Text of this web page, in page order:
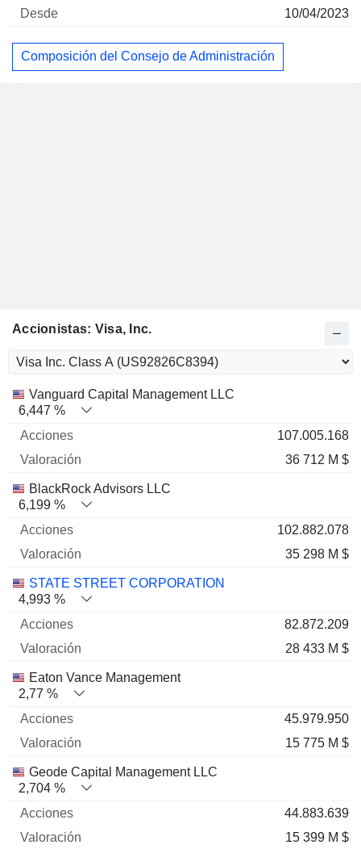
10/04/2023
Composición del Consejo de Administración
Accionistas: Visa, Inc.
Nombre Acciones % Valoración
Vanguard Capital Management LLC
6,447 %
107.005.168
36 712 M $
BlackRock Advisors LLC
6,199 %
102.882.078
35 298 M $
STATE STREET CORPORATION
4,993 %
82.872.209
28 433 M $
Eaton Vance Management
2,77 %
45.979.950
15 775 M $
Geode Capital Management LLC
2,704 %
44.883.639
15 399 M $